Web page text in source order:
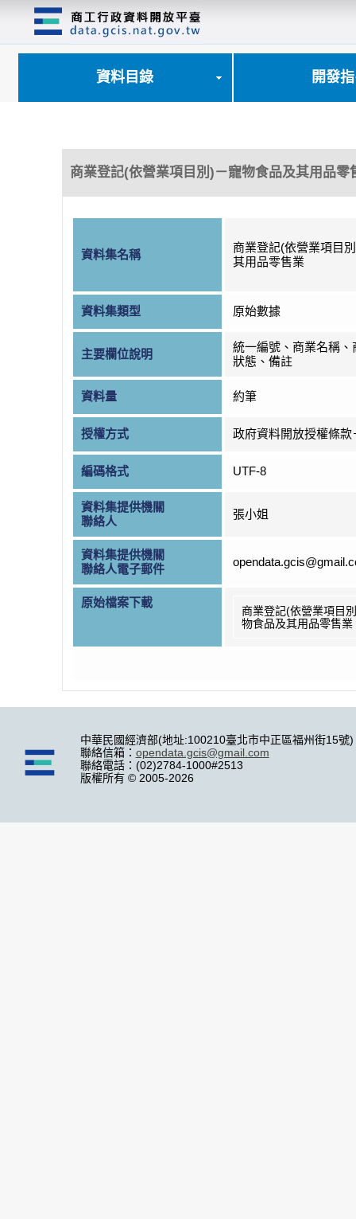
資料目錄 開發
商業登記(依營業項目別)－寵物食品及其用品零
資料集名稱
商業登記(依營業項目
其用品零售業
資料集類型 原始數據
主要欄位說明
統一編號、商業名稱、
狀態、備註
資料量 約筆
授權方式 政府資料開放授權條款
編碼格式 UTF-8
資料集提供機關
聯絡人
張小姐
資料集提供機關
聯絡人電子郵件
原始檔案下載
商業登記(依營業項目
物食品及其用品零售業
中華民國經濟部(地址:100210臺北市中正區福州街15號)
聯絡信箱： opendata.gcis@gmail.com
聯絡電話：(02)2784-1000#2513
版權所有 © 2005-2026